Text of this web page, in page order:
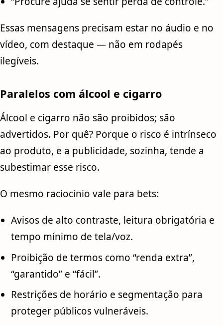
Essas mensagens precisam estar no áudio e no
vídeo, com destaque — não em rodapés
ilegíveis.
Paralelos com álcool e cigarro
Álcool e cigarro não são proibidos; são
advertidos. Por quê? Porque o risco é intrínseco
ao produto, e a publicidade, sozinha, tende a
subestimar esse risco.
O mesmo raciocínio vale para bets:
Avisos de alto contraste, leitura obrigatória e
tempo mínimo de tela/voz.
Proibição de termos como “renda extra”,
“garantido” e “fácil”.
Restrições de horário e segmentação para
proteger públicos vulneráveis.